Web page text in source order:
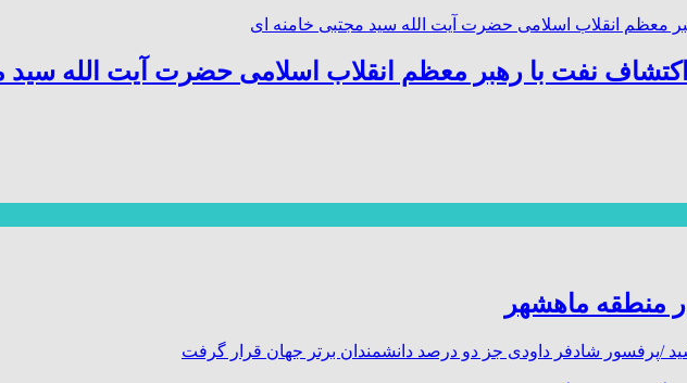
نفت با رهبر معظم انقلاب اسلامی حضرت آیت الله سید
منطقه ماهشهر